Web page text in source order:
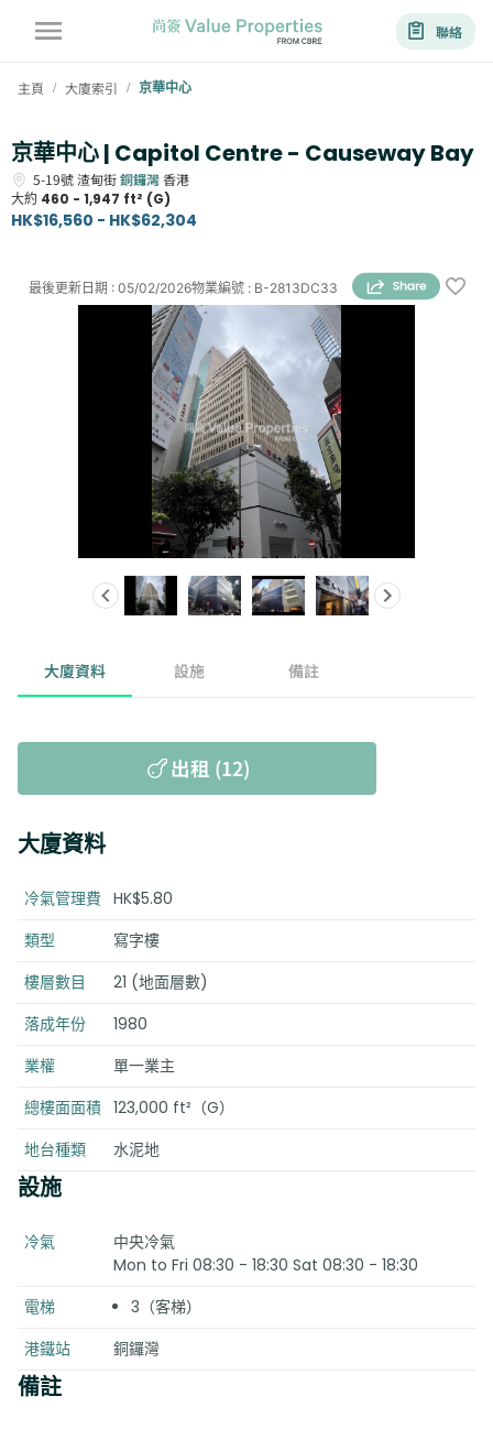
聯絡
主頁 / 大廈索引 / 京華中心
京華中心 | Capitol Centre - Causeway Bay
5-19號渣甸街銅鑼灣香港
大約 460 - 1,947 ft² (G)
HK$16,560 - HK$62,304
物業編號 : B-2813DC33
最後更新日期 : 05/02/2026
大廈資料 設施 備註
出租 (12)
大廈資料
冷氣管理費 HK$5.80
類型
寫字樓
樓層數目
21 (地面層數)
落成年份
1980
業權
單一業主
總樓面面積 123,000 ft²（G）
地台種類
水泥地
設施
冷氣
中央冷氣
Mon to Fri 08:30 - 18:30 Sat 08:30 - 18:30
電梯
3（客梯）
港鐵站
銅鑼灣
備註